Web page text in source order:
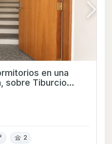
en una
sobre Tiburcio
Bustamante.
2